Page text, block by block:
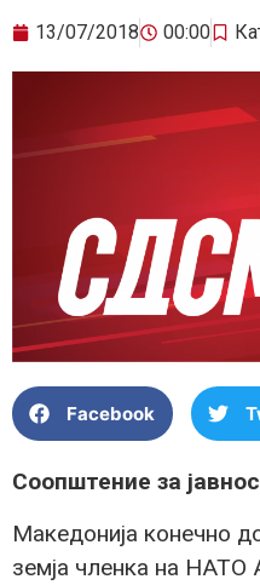
13/07/2018 00:00
Facebook
Соопштение за
Македонија конечно
земја членка на НАТО